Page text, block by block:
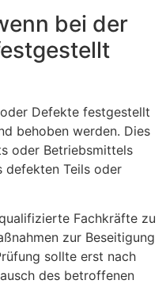
bei der
Defekte festgestellt
behoben werden. Dies
oder Betriebsmittels
defekten Teils oder
Fachkräfte zu
zur Beseitigung
sollte erst nach
des betroffenen